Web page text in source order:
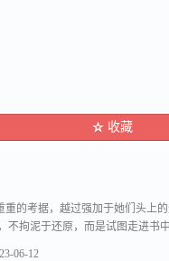
收藏
的考据，越过强加于她们头上
不拘泥于还原，而是试图走进书
06-12